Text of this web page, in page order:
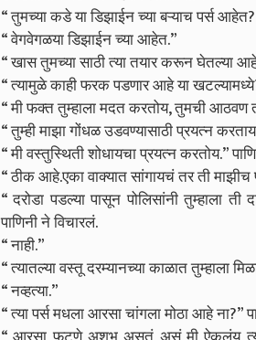
“ तुमच्या कडे या डिझाईन च्या बऱ्याच पर्स
“ वेगवेगळया डिझाईन च्या आहेत.”
“ खास तुमच्या साठी त्या तयार करून घेतल्या
“ त्यामुळे काही फरक पडणार आहे या
“ मी फक्त तुम्हाला मदत करतोय, तुमची आठवण
“ तुम्ही माझा गोंधळ उडवण्यासाठी प्रयत्न
“ मी वस्तुस्थिती शोधायचा प्रयत्न करतोय.”
“ ठीक आहे.एका वाक्यात सांगायचं तर ती
“ दरोडा पडल्या पासून पोलिसांनी तुम्हाला
पाणिनी ने विचारलं.
“ नाही.”
“ त्यातल्या वस्तू दरम्यानच्या काळात तुम्हाला
“ नव्हत्या.”
“ त्या पर्स मधला आरसा चांगला मोठा आहे ना?”